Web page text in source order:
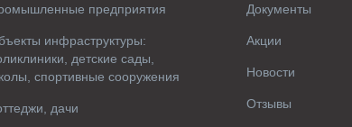
предприятия
инфраструктуры:
детские сады,
спортивные сооружения
дачи
Документы
Акции
Новости
Отзывы